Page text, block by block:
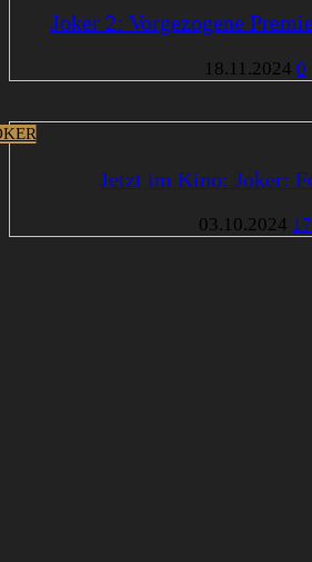
Joker 2: Vorgezogene
18.11.2024 0
Jetzt im Kino: Joker:
03.10.2024 17